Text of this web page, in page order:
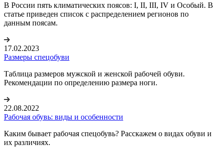
В России пять климатических поясов: I, II, III, IV и Особый. В
статье приведен список с распределением регионов по
данным поясам.
17.02.2023
Размеры спецобуви
Таблица размеров мужской и женской рабочей обуви.
Рекомендации по определению размера ноги.
22.08.2022
Рабочая обувь: виды и особенности
Каким бывает рабочая спецобувь? Расскажем о видах обуви и
их различиях.